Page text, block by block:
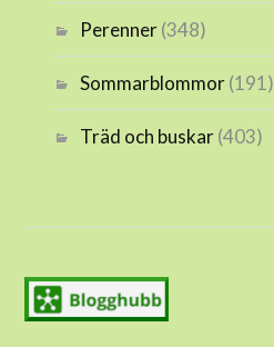
Perenner(348)
Sommarblommor(191)
Träd och buskar(403)